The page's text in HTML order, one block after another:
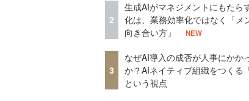
2
生成AIがマネジメントにもたら
化は、業務効率化ではなく「メ
向き合い方」
NEW
3
なぜAI導入の成否が人事にかか
か？AIネイティブ組織をつくる
という視点